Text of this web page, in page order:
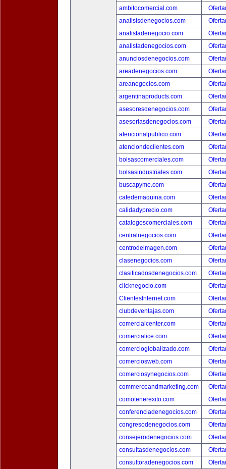
ambitocomercial.com
analisisdenegocios.com
analistadenegocio.com
analistadenegocios.com
anunciosdenegocios.com
areadenegocios.com
areanegocios.com
argentinaproducts.com
asesoresdenegocios.com
asesoriasdenegocios.com
atencionalpublico.com
atenciondeclientes.com
bolsascomerciales.com
bolsasindustriales.com
buscapyme.com
cafedemaquina.com
calidadyprecio.com
catalogoscomerciales.com
centralnegocios.com
centrodeimagen.com
clasenegocios.com
clasificadosdenegocios.com
clicknegocio.com
ClientesInternet.com
clubdeventajas.com
comercialcenter.com
comercialice.com
comercioglobalizado.com
comerciosweb.com
comerciosynegocios.com
commerceandmarketing.com
comotenerexito.com
conferenciadenegocios.com
congresodenegocios.com
consejerodenegocios.com
consultasdenegocios.com
consultoradenegocios.com